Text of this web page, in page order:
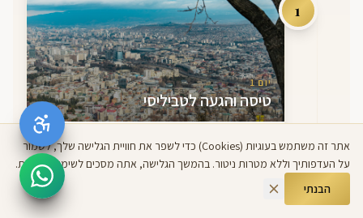
1
יום 1
טיסה והגעה לטביליסי
קבלת פנים בשדה התעופה, עזרה בהמרת מטבע
והעברה מסודרת ופרטית למלון. קבלת חדרים, ארוחת
אתר זה משתמש בעוגיות (Cookies) כדי לשפר את חוויית הגלישה שלך, לשמור
על העדפותיך וללא מטרות ניטור. בהמשך הגלישה, אתה מסכים לשימוש בעוגיות.
הבנתי